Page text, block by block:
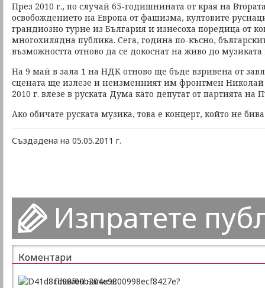
През 2010 г., по случай 65-годишнината от края на
освобождението на Европа от фашизма, култовите
грандиозно турне из България и изнесоха поредица от
многохилядна публика. Сега, година по-късно,
възможността отново да се докоснат на живо до
На 9 май в зала 1 на НДК отново ще бъде взривена от
сцената ще излезе и неизменният им фронтмен Николай
2010 г. влезе в руската Дума като депутат от партията на
Ако обичате руската музика, това е концерт, който не
Създадена на 05.05.2011 г.
Изпратете
Коментари
Пламен написа: